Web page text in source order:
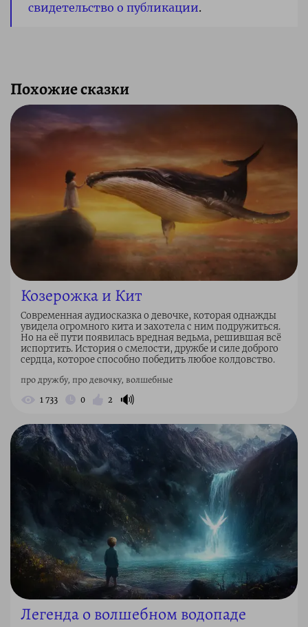
свидетельство о публикации.
Похожие сказки
Козерожка и Кит
Современная аудиосказка о девочке, которая однажды
увидела огромного кита и захотела с ним подружиться.
Но на её пути появилась вредная ведьма, решившая всё
испортить. История о смелости, дружбе и силе доброго
сердца, которое способно победить любое колдовство.
про дружбу, про девочку, волшебные
1 733 0 2 🔊
Легенда о волшебном водопаде